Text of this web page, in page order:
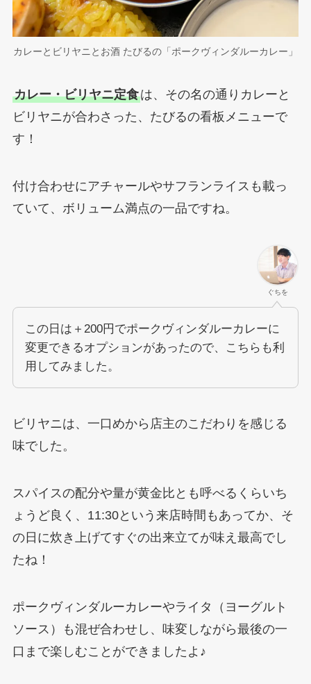
カレーとビリヤニとお酒 たびるの「ポークヴィンダルーカレー」
カレー・ビリヤニ定食は、その名の通りカレーと
ビリヤニが合わさった、たびるの看板メニューで
す！
付け合わせにアチャールやサフランライスも載っ
ていて、ボリューム満点の一品ですね。
ぐちを
この日は＋200円でポークヴィンダルーカレーに
変更できるオプションがあったので、こちらも利
用してみました。
ビリヤニは、一口めから店主のこだわりを感じる
味でした。
スパイスの配分や量が黄金比とも呼べるくらいち
ょうど良く、11:30という来店時間もあってか、そ
の日に炊き上げてすぐの出来立てが味え最高でし
たね！
ポークヴィンダルーカレーやライタ（ヨーグルト
ソース）も混ぜ合わせし、味変しながら最後の一
口まで楽しむことができましたよ♪